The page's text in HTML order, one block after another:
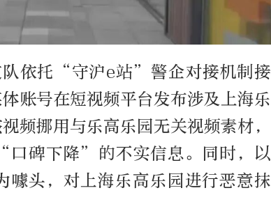
队依托“守沪e站”警企对接机制接
账号在短视频平台发布涉及上海乐
频挪用与乐高乐园无关视频素材，
碑下降”的不实信息。同时，以
噱头，对上海乐高乐园进行恶意抹